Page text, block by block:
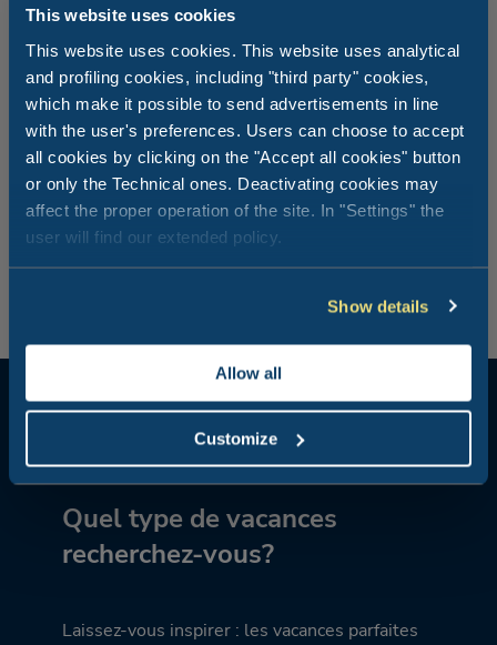
This website uses cookies
This website uses cookies. This website uses analytical
and profiling cookies, including "third party" cookies,
which make it possible to send advertisements in line
with the user's preferences. Users can choose to accept
all cookies by clicking on the "Accept all cookies" button
or only the Technical ones. Deactivating cookies may
affect the proper operation of the site. In "Settings" the
user will find our extended policy.
Show details
Allow all
Customize
Un vrai village de vacances dans les
Abruzzes pour vos enfants
S'amuser est une partie importante des vacances, surtout
pour les enfants : les voir heureux et impatients de
raconter leurs expériences est une sensation
incomparable. C’est pourquoi vous pouvez choisir parmi
nos activités celles qu’ils préfèrent, avec la certitude que
toutes nos propositions d’animation sont étudiées dans
les moindres détails.
Quel type de vacances
recherchez-vous?
Laissez-vous inspirer : les vacances parfaites